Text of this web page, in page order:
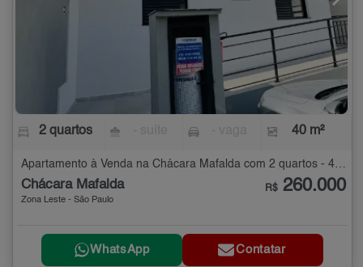
2 quartos 40 m²
Chácara Mafalda
Zona Leste - São Paulo
R$ 260.000
WhatsApp Contatar